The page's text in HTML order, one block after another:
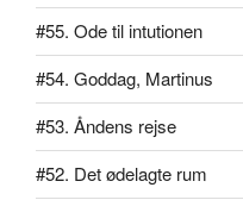
#55. Ode til intutionen
#54. Goddag, Martinus
#53. Åndens rejse
#52. Det ødelagte rum